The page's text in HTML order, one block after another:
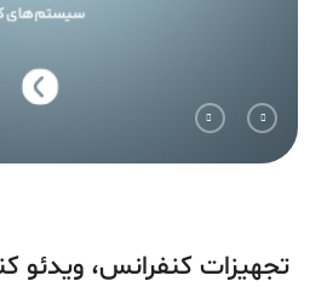
تجهیزات کنفرانس، ویدئو